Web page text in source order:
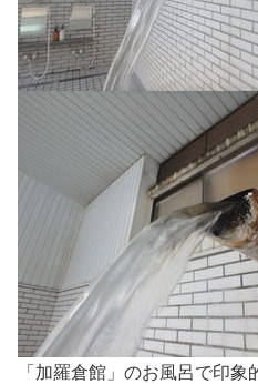
「加羅倉館」のお風呂で印